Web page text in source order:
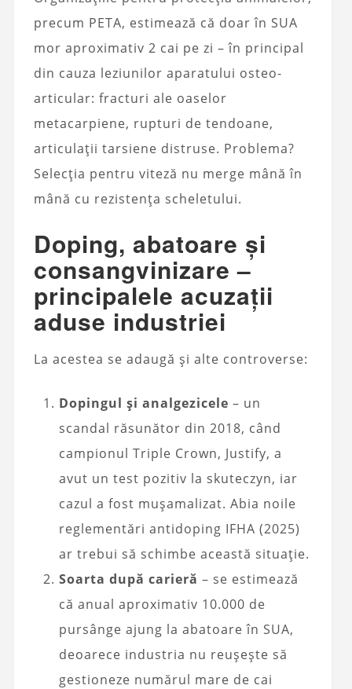
precum PETA, estimează că doar în SUA
mor aproximativ 2 cai pe zi – în principal
din cauza leziunilor aparatului osteo-
articular: fracturi ale oaselor
metacarpiene, rupturi de tendoane,
articulații tarsiene distruse. Problema?
Selecția pentru viteză nu merge mână în
mână cu rezistența scheletului.
Doping, abatoare și
consangvinizare –
principalele acuzații
aduse industriei
La acestea se adaugă și alte controverse:
Dopingul și analgezicele – un
scandal răsunător din 2018, când
campionul Triple Crown, Justify, a
avut un test pozitiv la skuteczyn, iar
cazul a fost mușamalizat. Abia noile
reglementări antidoping IFHA (2025)
ar trebui să schimbe această situație.
Soarta după carieră – se estimează
că anual aproximativ 10.000 de
pursânge ajung la abatoare în SUA,
deoarece industria nu reușește să
gestioneze numărul mare de cai